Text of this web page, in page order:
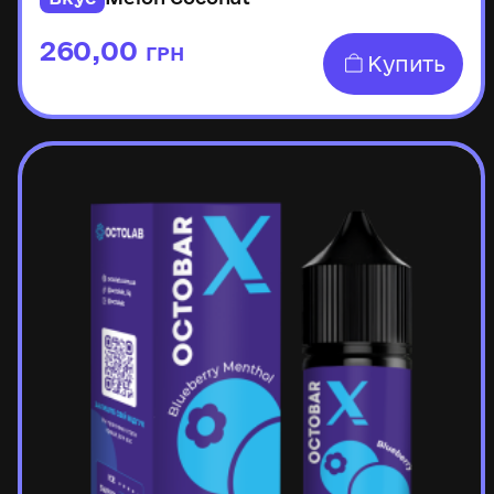
260,00 ГРН Купить